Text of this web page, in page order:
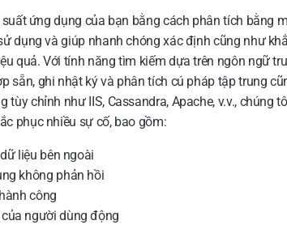
suất ứng dụng của bạn bằng cách phân tích bằng
dụng và giúp nhanh chóng xác định cũng như
quả. Với tính năng tìm kiếm dựa trên ngôn ngữ
sẵn, ghi nhật ký và phân tích cú pháp tập trung
tùy chỉnh như IIS, Cassandra, Apache, v.v., chúng
phục nhiều sự cố, bao gồm:
liệu bên ngoài
không phản hồi
công
người dùng động